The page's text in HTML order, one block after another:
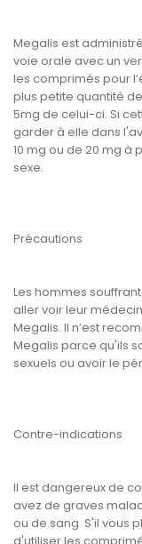
Megalis est
voie orale avec un
les comprimés pour
plus petite quantité
5mg de celui-ci. Si
garder à elle dans
10 mg ou de 20 mg à
sexe.
Précautions
Les hommes
aller voir leur
Megalis. Il n’est
Megalis parce qu'ils
sexuels ou avoir le
Contre-indications
Il est dangereux de
avez de graves
ou de sang. S'il vous